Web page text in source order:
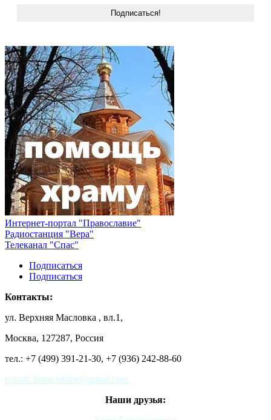
Интернет-портал "Православие"
Радиостанция "Вера"
Телеканал "Спас"
Подписаться
Подписаться
Контакты:
ул. Верхняя Масловка , вл.1,
Москва, 127287, Россия
тел.: +7 (499) 391-21-30, +7 (936) 242-88-60
e-mail: hram.rublev@gmail.com
Наши друзья: